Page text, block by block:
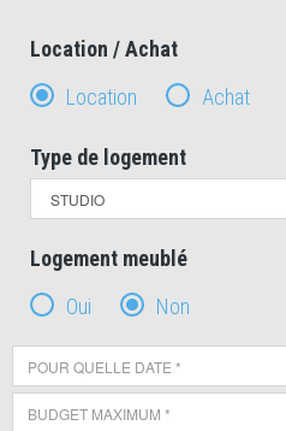
Location / Achat
Location
Achat
Type de logement
Logement meublé
Oui
Non